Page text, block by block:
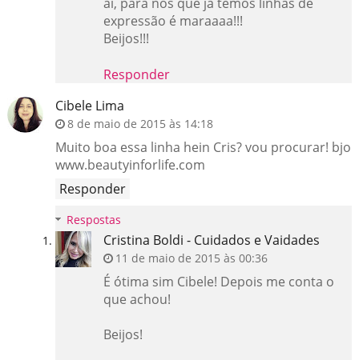
expressão é maraaaa!!!
Beijos!!!
Responder
Cibele Lima
8 de maio de 2015 às 14:18
Muito boa essa linha hein Cris? vou procurar! bjo
www.beautyinforlife.com
Responder
Respostas
Cristina Boldi - Cuidados e Vaidades
11 de maio de 2015 às 00:36
É ótima sim Cibele! Depois me conta o
que achou!
Beijos!